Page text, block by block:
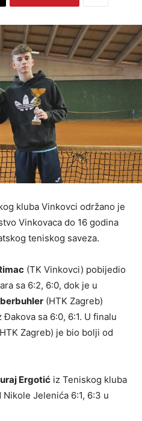
kluba Vinkovci održano je
Vinkovaca do 16 godina
teniskog saveza.
(TK Vinkovci) pobijedio
sa 6:2, 6:0, dok je u
(HTK Zagreb)
Đakova sa 6:0, 6:1. U finalu
Zagreb) je bio bolji od
Ergotić iz Teniskog kluba
Jelenića 6:1, 6:3 u